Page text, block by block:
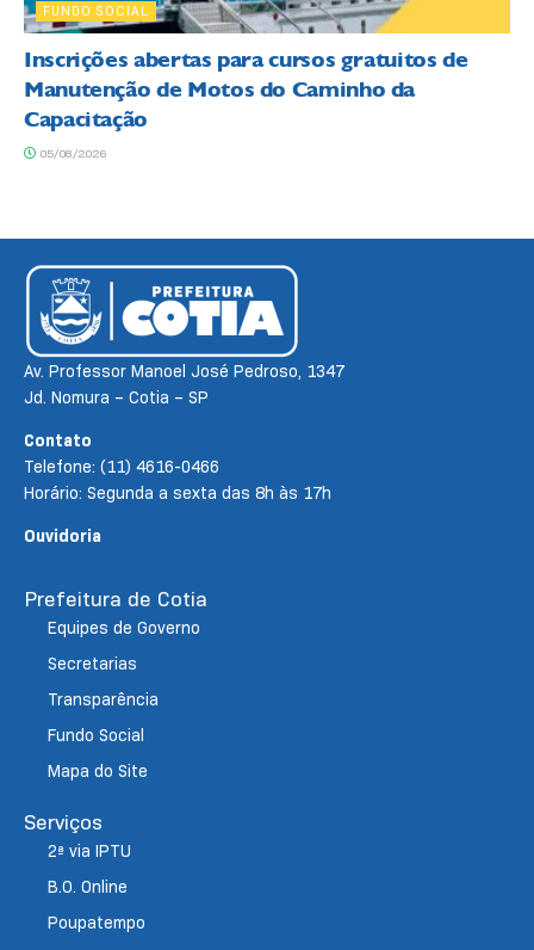
FUNDO SOCIAL
Inscrições abertas para cursos gratuitos de
Manutenção de Motos do Caminho da
Capacitação
05/08/2026
Av. Professor Manoel José Pedroso, 1347
Jd. Nomura – Cotia – SP
Contato
Telefone: (11) 4616-0466
Horário: Segunda a sexta das 8h às 17h
Ouvidoria
Prefeitura de Cotia
Equipes de Governo
Secretarias
Transparência
Fundo Social
Mapa do Site
Serviços
2ª via IPTU
B.O. Online
Poupatempo